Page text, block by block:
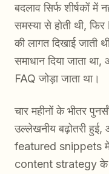
बदलाव सिर्फ शीर्षकों
समस्या से होती थी,
की लागत दिखाई जाती
समाधान दिया जाता
FAQ जोड़ा जाता था।
चार महीनों के भीतर
उल्लेखनीय बढ़ोतरी
featured snippets में
content strategy के